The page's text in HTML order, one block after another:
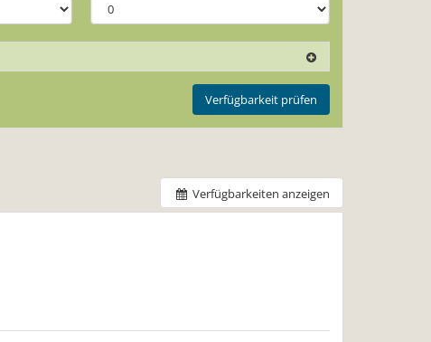
Verfügbarkeit prüfen
Verfügbarkeiten anzeigen